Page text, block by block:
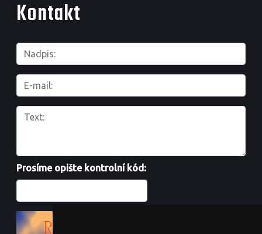
Kontakt
Prosíme opište kontrolní kód: